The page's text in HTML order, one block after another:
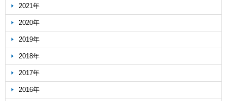
2021年
2020年
2019年
2018年
2017年
2016年